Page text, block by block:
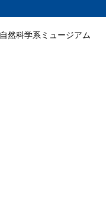
自然科学系ミュージアム